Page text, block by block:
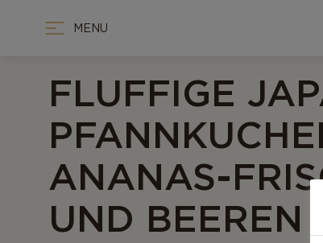
MENU
FLUFFIGE
ANANAS-
UND BEEREN